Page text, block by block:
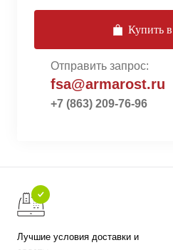
Купить
Отправить запрос:
fsa@armarost.ru
+7 (863) 209-76-96
Лучшие условия доставки и